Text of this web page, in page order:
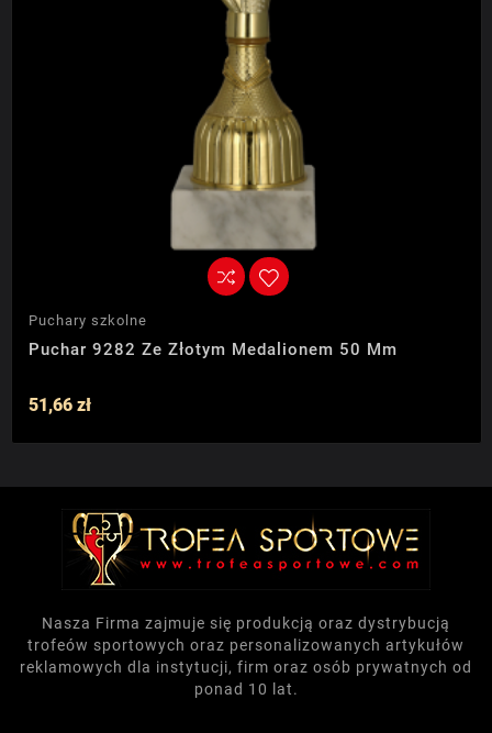
Puchary szkolne
Puchar 9282 Ze Złotym Medalionem 50 Mm
51,66 zł
Nasza Firma zajmuje się produkcją oraz dystrybucją
trofeów sportowych oraz personalizowanych artykułów
reklamowych dla instytucji, firm oraz osób prywatnych od
ponad 10 lat.